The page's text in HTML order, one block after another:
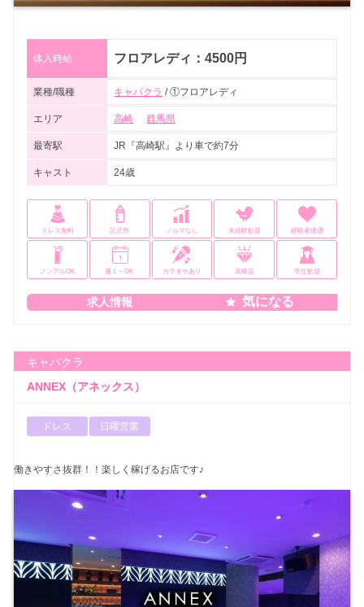
体入時給 フロアレディ：4500円
業種/職種 キャバクラ / ①フロアレディ
エリア 高崎 群馬県
最寄駅 JR『高崎駅』より車で約7分
キャスト 24歳
ドレス無料 託児所 ノルマなし 未経験歓迎 経験者優遇
ノンアルOK 週１～OK カラオケあり 高級店 学生歓迎
求人情報 気になる
キャバクラ
ANNEX（アネックス）
ドレス 日曜営業
働きやすさ抜群！！楽しく稼げるお店です♪